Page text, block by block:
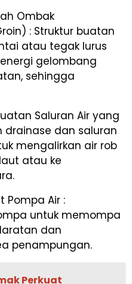
Ombak
: Struktur buatan
atau tegak lurus
gelombang
sehingga
Saluran Air yang
drainase dan saluran
mengalirkan air rob
atau ke
Pompa Air :
untuk memompa
dan
penampungan.
Perkuat